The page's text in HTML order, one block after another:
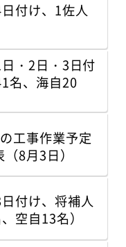
付け、1佐人
・2日・3日付
名、海自20
工事作業予定
8月3日）
付け、将補人
空自13名）